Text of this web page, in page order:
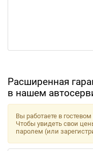
Расширенная
в нашем
Вы работаете в
Чтобы увидеть свои
паролем (или